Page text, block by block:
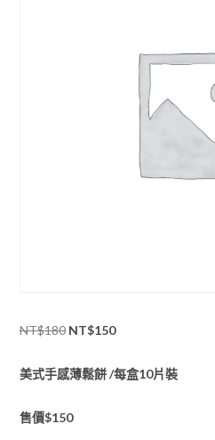
NT$180 原
價
NT$150目
價
美式手感薄鬆餅 /每盒10片裝
售價$150